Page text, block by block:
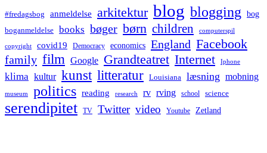
#fredagsbog anmeldelse arkitektur blog blogging bog
boganmeldelse books bøger børn children computerspil
copyright covid19 Democracy economics England Facebook
family film Google Grandteatret Internet Iphone
klima kultur kunst litteratur Louisiana læsning mobning
museum politics reading research rv rving school science
serendipitet TV Twitter video Youtube Zetland